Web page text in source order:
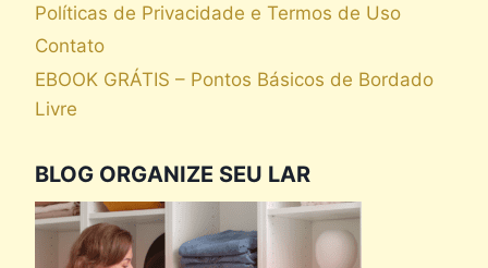
Políticas de Privacidade e Termos de Uso
Contato
EBOOK GRÁTIS – Pontos Básicos de Bordado
Livre
BLOG ORGANIZE SEU LAR